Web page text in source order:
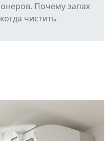
Почему запах
чистить